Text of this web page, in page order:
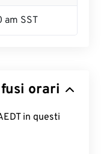
am SST
orari
in questi